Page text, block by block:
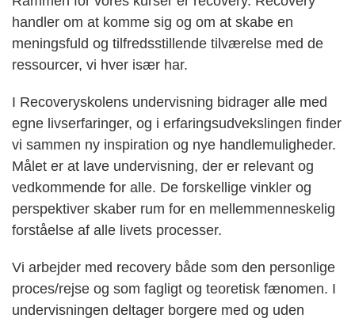
handler om at komme sig og om at skabe en
meningsfuld og tilfredsstillende tilværelse med de
ressourcer, vi hver især har.
I Recoveryskolens undervisning bidrager alle med
egne livserfaringer, og i erfaringsudvekslingen finder
vi sammen ny inspiration og nye handlemuligheder.
Målet er at lave undervisning, der er relevant og
vedkommende for alle. De forskellige vinkler og
perspektiver skaber rum for en mellemmenneskelig
forståelse af alle livets processer.
Vi arbejder med recovery både som den personlige
proces/rejse og som fagligt og teoretisk fænomen. I
undervisningen deltager borgere med og uden